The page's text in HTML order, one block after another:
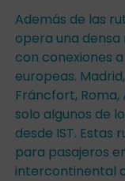
Además de las
opera una
con conexiones
europeas.
Fráncfort, Roma,
solo algunos de
desde IST.
para pasajeros
intercontinental